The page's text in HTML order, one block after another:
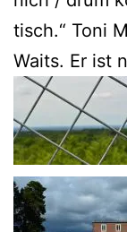
tisch.“ Toni
Waits. Er ist